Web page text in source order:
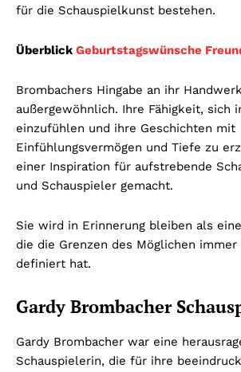
für die Schauspielkunst bestehen.
Überblick Geburtstagswünsche
Brombachers Hingabe an ihr
außergewöhnlich. Ihre Fähigkeit, sich
einzufühlen und ihre Geschichten mit
Einfühlungsvermögen und Tiefe zu
einer Inspiration für aufstrebende
und Schauspieler gemacht.
Sie wird in Erinnerung bleiben als
die die Grenzen des Möglichen
definiert hat.
Gardy Brombacher
Gardy Brombacher war eine
Schauspielerin, die für ihre